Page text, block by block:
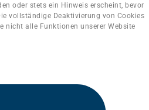
oder stets ein Hinweis erscheint, bevor
vollständige Deaktivierung von Cookies
nicht alle Funktionen unserer Website